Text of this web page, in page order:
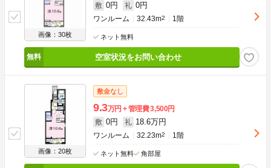
画像：30枚
敷 0円 礼 0円
ワンルーム 32.43m2 1階
ネット無料
空室状況をお問い合わせ
画像：20枚
敷金なし
9.3万円 管理費3,500円
敷 0円 礼 18.6万円
ワンルーム 32.23m2 1階
ネット無料 角部屋